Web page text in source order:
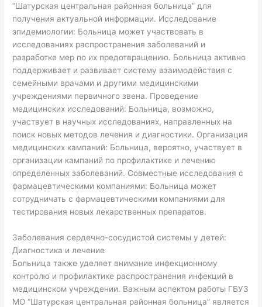
“Шатурская центральная районная больница” для
получения актуальной информации. Исследование
эпидемиологии: Больница может участвовать в
исследованиях распространения заболеваний и
разработке мер по их предотвращению. Больница активно
поддерживает и развивает систему взаимодействия с
семейными врачами и другими медицинскими
учреждениями первичного звена. Проведение
медицинских исследований: Больница, возможно,
участвует в научных исследованиях, направленных на
поиск новых методов лечения и диагностики. Организация
медицинских кампаний: Больница, вероятно, участвует в
организации кампаний по профилактике и лечению
определенных заболеваний. Совместные исследования с
фармацевтическими компаниями: Больница может
сотрудничать с фармацевтическими компаниями для
тестирования новых лекарственных препаратов.
Заболевания сердечно-сосудистой системы у детей:
Диагностика и лечение
Больница также уделяет внимание инфекционному
контролю и профилактике распространения инфекций в
медицинском учреждении. Важным аспектом работы ГБУЗ
МО “Шатурская центральная районная больница” является